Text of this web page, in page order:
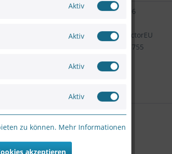
75661091706
Hersteller Artikel-Nr:
60WPoEinjectorEU
6954273645755
Aktiv
Aktiv
Aktiv
Aktiv
zu können. Mehr Informationen
akzeptieren